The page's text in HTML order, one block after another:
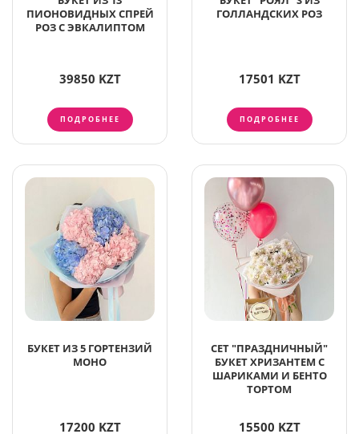
ПИОНОВИДНЫХ СПРЕЙ
РОЗ С ЭВКАЛИПТОМ
39850 KZT
ПОДРОБНЕЕ
ГОЛЛАНДСКИХ РОЗ
17501 KZT
ПОДРОБНЕЕ
БУКЕТ ИЗ 5 ГОРТЕНЗИЙ
МОНО
17200 KZT
СЕТ "ПРАЗДНИЧНЫЙ"
БУКЕТ ХРИЗАНТЕМ С
ШАРИКАМИ И БЕНТО
ТОРТОМ
15500 KZT